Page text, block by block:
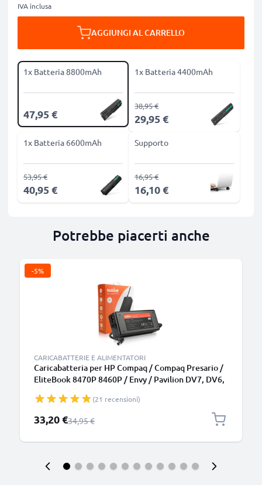
IVA inclusa
AGGIUNGI AL CARRELLO
1x Batteria 8800mAh
47,95 €
1x Batteria 4400mAh
29,95 €
38,95 €
1x Batteria 6600mAh
40,95 €
53,95 €
Supporto
16,10 €
16,95 €
Potrebbe piacerti anche
-5%
CARICABATTERIE E ALIMENTATORI
Caricabatteria per HP Compaq / Compaq Presario /
EliteBook 8470P 8460P / Envy / Pavilion DV7, DV6,
con spina europea(21 recensioni)
Prezzo speciale
33,20 €Prezzo normale
34,95 €